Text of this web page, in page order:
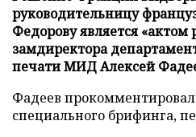
руководительницу
Федорову является «актом
замдиректора
печати МИД Алексей
Фадеев
специального брифинга,